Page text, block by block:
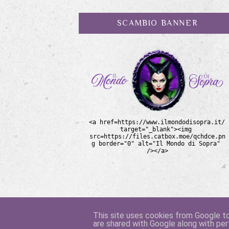
SCAMBIO BANNER
This site uses cookies from Google
are shared with Google along with